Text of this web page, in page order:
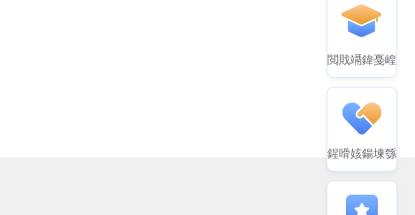
閲戝竵鍏戞崲
鍟嗗姟鍚堜綔